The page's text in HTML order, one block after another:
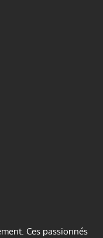
Ces passionnés